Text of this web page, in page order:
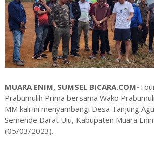
MUARA ENIM, SUMSEL BICARA.COM-
Prabumulih Prima bersama Wako
MM kali ini menyambangi Desa Tanjung
Semende Darat Ulu, Kabupaten Muara
(05/03/2023).